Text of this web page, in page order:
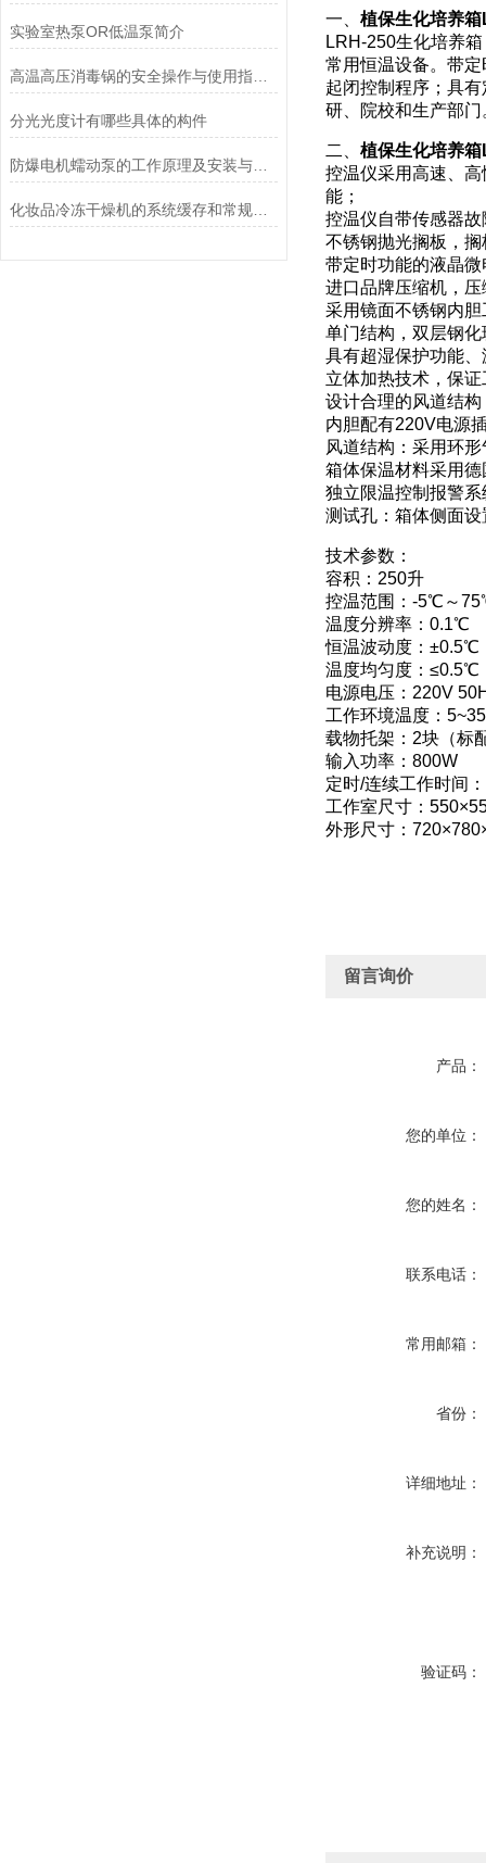
实验室热泵OR低温泵简介
高温高压消毒锅的安全操作与使用指南说明
分光光度计有哪些具体的构件
防爆电机蠕动泵的工作原理及安装与配管
化妆品冷冻干燥机的系统缓存和常规冻干方法的优点
一、 植保生化培养
LRH-250生化培养
常用恒温设备。带
起闭控制程序；具
研、院校和生产部门
二、 植保生化培养
控温仪采用高速、
能；
控温仪自带传感器
不锈钢抛光搁板，
带定时功能的液晶
进口品牌压缩机，
采用镜面不锈钢内
单门结构，双层钢
具有超湿保护功能
立体加热技术，保
设计合理的风道结
内胆配有220V电源
风道结构：采用环
箱体保温材料采用
独立限温控制报警
测试孔：箱体侧面
技术参数：
容积：250升
控温范围：-5℃～
温度分辨率：0.1℃
恒温波动度：±0.5℃
温度均匀度：≤0.5℃
电源电压：220V
工作环境温度：
载物托架：2块（标
输入功率：800W
定时/连续工作时间
工作室尺寸：
外形尺寸：
留言询价
产品：
您的单位：
您的姓名：
联系电话：
常用邮箱：
省份：
详细地址：
补充说明：
验证码：